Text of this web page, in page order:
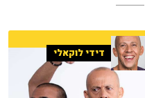
דידי לוקאלי